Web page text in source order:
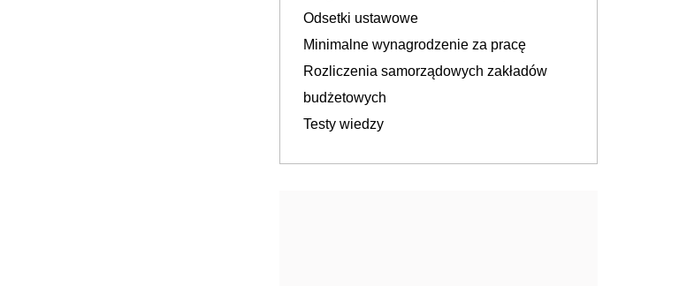
Odsetki ustawowe
Minimalne wynagrodzenie za pracę
Rozliczenia samorządowych zakładów
budżetowych
Testy wiedzy